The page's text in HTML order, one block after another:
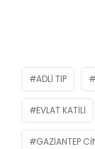
ADLI TIP
EVLAT KATILI
GAZIANTEP